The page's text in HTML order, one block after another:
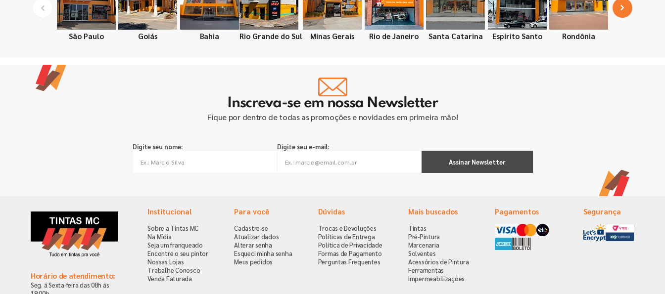
São Paulo Goiás Bahia Rio Grande do Sul Minas Gerais Rio de Janeiro Santa Catarina Espirito Santo Rondônia
Inscreva-se em nossa Newsletter
Fique por dentro de todas as promoções e novidades em primeira mão!
Digite seu nome:
Digite seu e-mail:
Assinar Newsletter
Horário de atendimento:
Seg. á Sexta-feira das 08h ás
Institucional
Sobre a Tintas MC
Na Mídia
Seja um franqueado
Encontre o seu pintor
Nossas Lojas
Trabalhe Conosco
Venda Faturada
Para você
Cadastre-se
Atualizar dados
Alterar senha
Esqueci minha senha
Meus pedidos
Dúvidas
Trocas e Devoluções
Políticas de Entrega
Política de Privacidade
Formas de Pagamento
Perguntas Frequentes
Mais buscados
Tintas
Pré-Pintura
Marcenaria
Solventes
Acessórios de Pintura
Ferramentas
Impermeabilizações
Pagamentos Segurança